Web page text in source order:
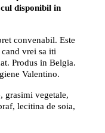
disponibil in
convenabil. Este
vrei sa iti
Produs in Belgia.
Valentino.
grasimi vegetale,
lecitina de soia,